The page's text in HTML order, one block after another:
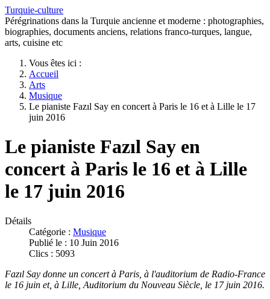
Turquie-culture
Pérégrinations dans la Turquie ancienne et moderne : photographies,
biographies, documents anciens, relations franco-turques, langue,
arts, cuisine etc
Vous êtes ici :
Accueil
Arts
Musique
Le pianiste Fazıl Say en concert à Paris le 16 et à Lille le 17
juin 2016
Le pianiste Fazıl Say en
concert à Paris le 16 et à Lille
le 17 juin 2016
Détails
Catégorie : Musique
Publié le : 10 Juin 2016
Clics : 5093
Fazıl Say donne un concert à Paris, à l'auditorium de Radio-France
le 16 juin et, à Lille, Auditorium du Nouveau Siècle, le 17 juin 2016.